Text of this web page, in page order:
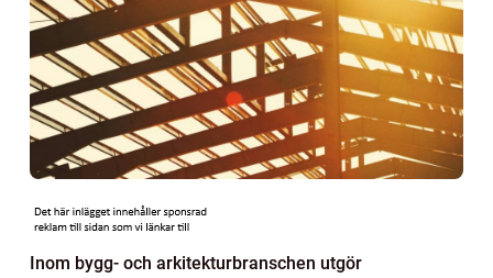
Inom bygg- och arkitekturbranschen utgör